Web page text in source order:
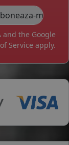
and the Google
Service apply.